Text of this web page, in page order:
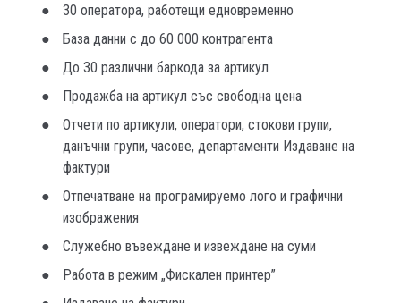
30 оператора, работещи едновременно
База данни с до 60 000 контрагента
До 30 различни баркода за артикул
Продажба на артикул със свободна цена
Отчети по артикули, оператори, стокови групи,
данъчни групи, часове, департаменти Издаване на
фактури
Отпечатване на програмируемо лого и графични
изображения
Служебно въвеждане и извеждане на суми
Работа в режим „Фискален принтер”